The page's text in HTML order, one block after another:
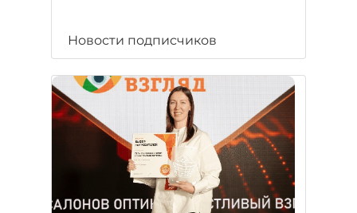
Новости подписчиков